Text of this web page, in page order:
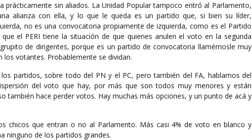
prácticamente sin aliados. La Unidad Popular tampoco entró al Parlamento,
alianza con ella, y lo que le queda es un partido que, si bien su líder,
no es una convocatoria propiamente de izquierda, como es el Partido
que el PERI tiene la situación de que quienes anulen el voto en la segunda
de dirigentes, porque es un partido de convocatoria llamémosle muy
votantes. Probablemente se dividan.
partidos, sobre todo del PN y el PC, pero también del FA, hablamos del
del voto que hay, por más que son todos muy menores y están
también hace perder votos. Hay muchas más opciones, y un punto de acá y
chicos que entran o no al Parlamento. Más casi 4% de voto en blanco y
ninguno de los partidos grandes.